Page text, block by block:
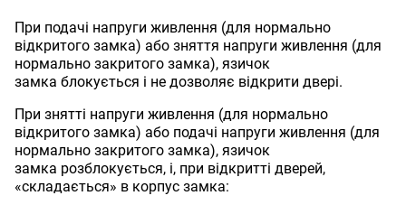
При подачі напруги живлення (для нормально
відкритого замка) або зняття напруги живлення (для
нормально закритого замка), язичок
замка блокується і не дозволяє відкрити двері.
При знятті напруги живлення (для нормально
відкритого замка) або подачі напруги живлення (для
нормально закритого замка), язичок
замка розблокується, і, при відкритті дверей,
«складається» в корпус замка: